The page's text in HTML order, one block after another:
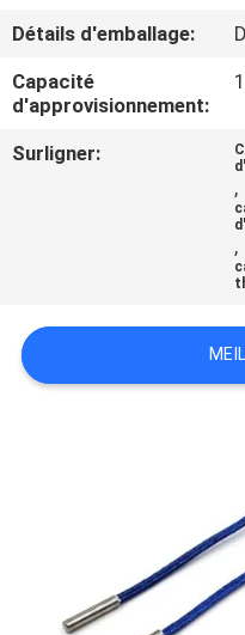
QUALITÉ
CONTACTEZ-
NOUS
DEMANDEZ
Détails d'emballage:
Capacité
d'approvisionnement:
Surligner:
,
,